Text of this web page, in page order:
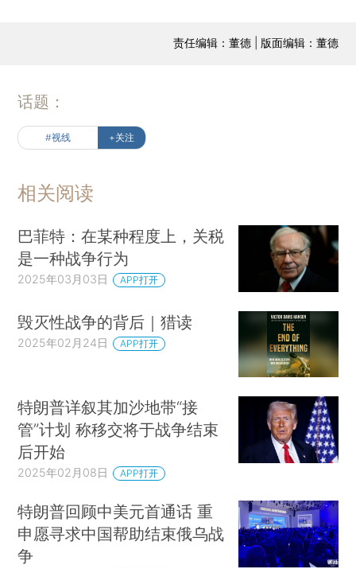
责任编辑：董德 | 版面编辑：董德
话题：
#视线 +关注
相关阅读
巴菲特：在某种程度上，关税
是一种战争行为
2025年03月03日 APP打开
毁灭性战争的背后｜猎读
2025年02月24日 APP打开
特朗普详叙其加沙地带“接
管”计划 称移交将于战争结束
后开始
2025年02月08日 APP打开
特朗普回顾中美元首通话 重
申愿寻求中国帮助结束俄乌战
争